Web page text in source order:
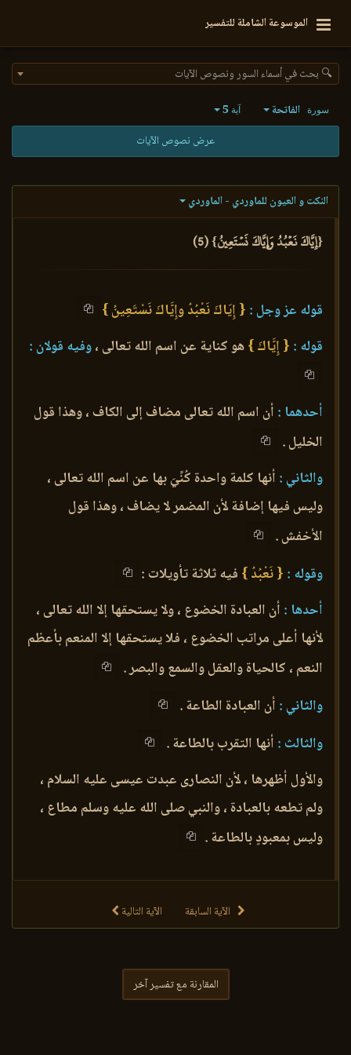
الموسوعة الشاملة للتفسير
🔍 بحث في أسماء السور ونصوص الآيات
سورة الفاتحة آية 5
عرض نصوص الآيات
النكت و العيون للماوردي - الماوردي
{إِيَّاكَ نَعۡبُدُ وَإِيَّاكَ نَسۡتَعِينُ} (5)
قوله عز وجل : { إِيَاكَ نَعْبُدُ وإِيَّاكَ نَسْتَعِينُ }
قوله : { إِيَّاكَ }هو كناية عن اسم الله تعالى ،وفيه قولان :
أحدهما : أن اسم الله تعالى مضاف إلى الكاف ، وهذا قول
الخليل .
والثاني : أنها كلمة واحدة كُنِّيَ بها عن اسم الله تعالى ،
وليس فيها إضافة لأن المضمر لا يضاف ، وهذا قول
الأخفش .
وقوله : { نَعْبُدُ } فيه ثلاثة تأويلات :
أحدها : أن العبادة الخضوع ، ولا يستحقها إلا الله تعالى ،
لأنها أعلى مراتب الخضوع ، فلا يستحقها إلا المنعم بأعظم
النعم ، كالحياة والعقل والسمع والبصر .
والثاني : أن العبادة الطاعة .
والثالث : أنها التقرب بالطاعة .
والأول أظهرها ، لأن النصارى عبدت عيسى عليه السلام ،
ولم تطعه بالعبادة ، والنبي صلى الله عليه وسلم مطاع ،
وليس بمعبودٍ بالطاعة .
الآية السابقة الآية التالية
المقارنة مع تفسير آخر